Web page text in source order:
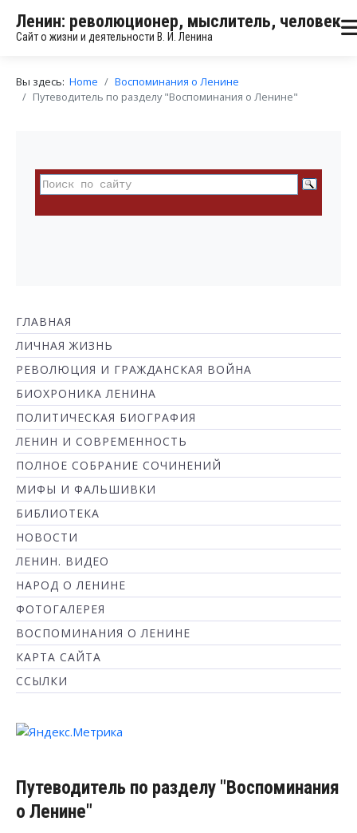
Ленин: революционер, мыслитель, человек
Сайт о жизни и деятельности В. И. Ленина
Вы здесь: Home
Воспоминания о Ленине
Путеводитель по разделу "Воспоминания о Ленине"
ГЛАВНАЯ
ЛИЧНАЯ ЖИЗНЬ
РЕВОЛЮЦИЯ И ГРАЖДАНСКАЯ ВОЙНА
БИОХРОНИКА ЛЕНИНА
ПОЛИТИЧЕСКАЯ БИОГРАФИЯ
ЛЕНИН И СОВРЕМЕННОСТЬ
ПОЛНОЕ СОБРАНИЕ СОЧИНЕНИЙ
МИФЫ И ФАЛЬШИВКИ
БИБЛИОТЕКА
НОВОСТИ
ЛЕНИН. ВИДЕО
НАРОД О ЛЕНИНЕ
ФОТОГАЛЕРЕЯ
ВОСПОМИНАНИЯ О ЛЕНИНЕ
КАРТА САЙТА
ССЫЛКИ
Путеводитель по разделу "Воспоминания
о Ленине"